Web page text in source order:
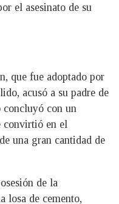
el asesinato de su
que fue adoptado por
acusó a su padre de
con un
convirtió en el
una gran cantidad de
de la
losa de cemento,